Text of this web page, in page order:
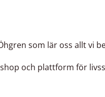
som lär oss allt vi
och plattform för